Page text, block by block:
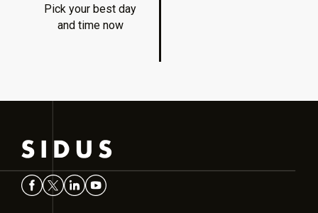
Pick your best day
and time now